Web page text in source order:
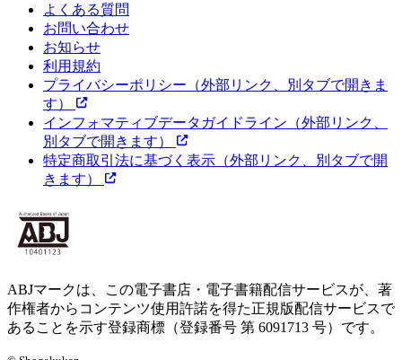
よくある質問
お問い合わせ
お知らせ
利用規約
プライバシーポリシー （外部リンク、別タブで開きま
す）
インフォマティブデータガイドライン （外部リンク、
別タブで開きます）
特定商取引法に基づく表示 （外部リンク、別タブで開
きます）
ABJマークは、この電子書店・電子書籍配信サービスが、著
作権者からコンテンツ使用許諾を得た正規版配信サービスで
あることを示す登録商標（登録番号 第 6091713 号）です。